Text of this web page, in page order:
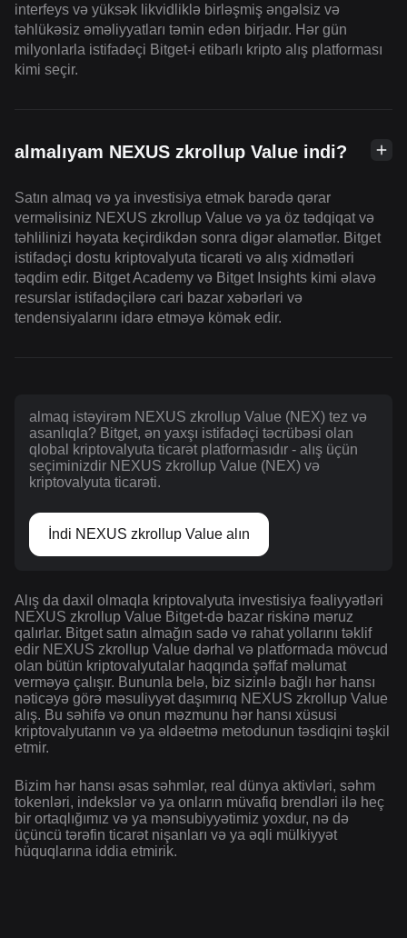
interfeys və yüksək likvidliklə birləşmiş əngəlsiz və
təhlükəsiz əməliyyatları təmin edən birjadır. Hər gün
milyonlarla istifadəçi Bitget-i etibarlı kripto alış platforması
kimi seçir.
almalıyam NEXUS zkrollup Value indi?
Satın almaq və ya investisiya etmək barədə qərar
verməlisiniz NEXUS zkrollup Value və ya öz tədqiqat və
təhlilinizi həyata keçirdikdən sonra digər əlamətlər. Bitget
istifadəçi dostu kriptovalyuta ticarəti və alış xidmətləri
təqdim edir. Bitget Academy və Bitget Insights kimi əlavə
resurslar istifadəçilərə cari bazar xəbərləri və
tendensiyalarını idarə etməyə kömək edir.
almaq istəyirəm NEXUS zkrollup Value (NEX) tez və
asanlıqla? Bitget, ən yaxşı istifadəçi təcrübəsi olan
qlobal kriptovalyuta ticarət platformasıdır - alış üçün
seçiminizdir NEXUS zkrollup Value (NEX) və
kriptovalyuta ticarəti.
İndi NEXUS zkrollup Value alın
Alış da daxil olmaqla kriptovalyuta investisiya fəaliyyətləri
NEXUS zkrollup Value Bitget-də bazar riskinə məruz
qalırlar. Bitget satın almağın sadə və rahat yollarını təklif
edir NEXUS zkrollup Value dərhal və platformada mövcud
olan bütün kriptovalyutalar haqqında şəffaf məlumat
verməyə çalışır. Bununla belə, biz sizinlə bağlı hər hansı
nəticəyə görə məsuliyyət daşımırıq NEXUS zkrollup Value
alış. Bu səhifə və onun məzmunu hər hansı xüsusi
kriptovalyutanın və ya əldəetmə metodunun təsdiqini təşkil
etmir.
Bizim hər hansı əsas səhmlər, real dünya aktivləri, səhm
tokenləri, indekslər və ya onların müvafiq brendləri ilə heç
bir ortaqlığımız və ya mənsubiyyətimiz yoxdur, nə də
üçüncü tərəfin ticarət nişanları və ya əqli mülkiyyət
hüquqlarına iddia etmirik.